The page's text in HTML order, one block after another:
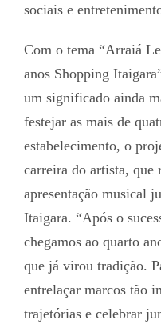
sociais e
Com o tema “Arraiá
anos Shopping
um significado ainda
festejar as mais de
estabelecimento, o
carreira do artista, que
apresentação musical
Itaigara. “Após o
chegamos ao quarto
que já virou tradição.
entrelaçar marcos tão
trajetórias e celebrar